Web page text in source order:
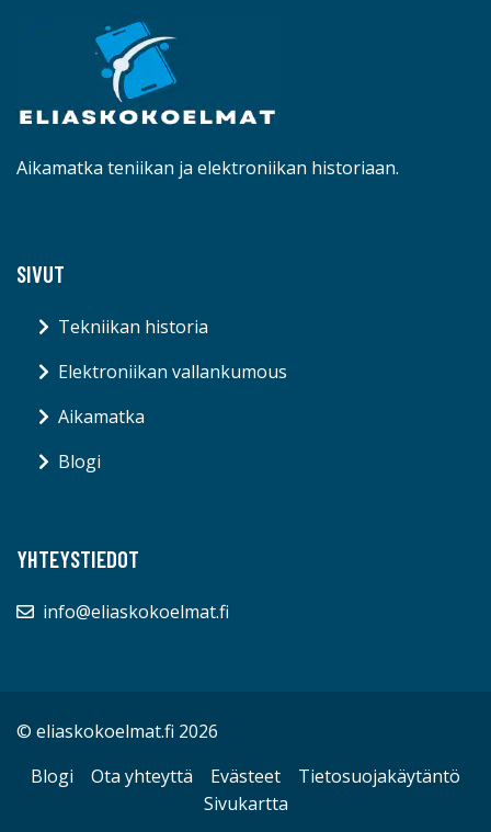
Aikamatka teniikan ja elektroniikan historiaan.
SIVUT
Tekniikan historia
Elektroniikan vallankumous
Aikamatka
Blogi
YHTEYSTIEDOT
info@eliaskokoelmat.fi
© eliaskokoelmat.fi 2026
Blogi
Ota yhteyttä Evästeet
Tietosuojakäytäntö
Sivukartta